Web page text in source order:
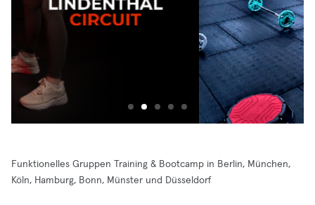
Funktionelles Gruppen Training & Bootcamp in Berlin, München,
Köln, Hamburg, Bonn, Münster und Düsseldorf